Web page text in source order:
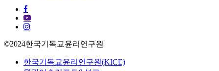
원
facebook
youtube
instagram
©2024한국기독교윤리연구원
Close
한국기독교윤리연구원(KICE)